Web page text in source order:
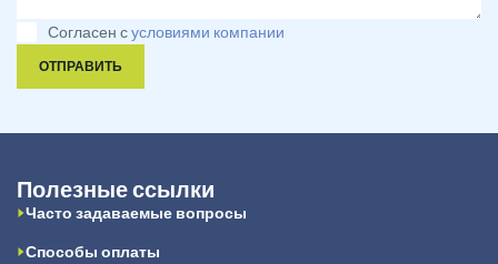
Согласен сусловиями компании
ОТПРАВИТЬ
Полезные ссылки
Часто задаваемые вопросы
Способы оплаты